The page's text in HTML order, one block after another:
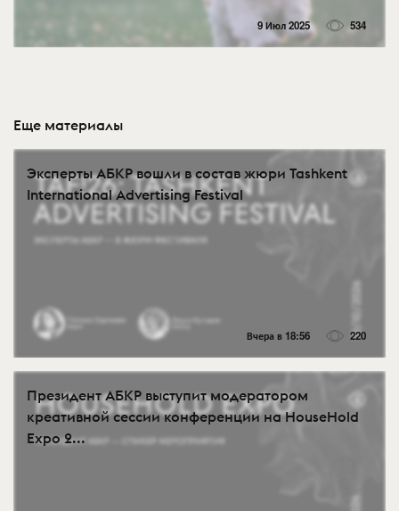
9 Июл 2025 534
Еще материалы
Эксперты АБКР вошли в состав жюри Tashkent
International Advertising Festival
Вчера в 18:56 220
Президент АБКР выступит модератором
креативной сессии конференции на HouseHold
Expo 2...